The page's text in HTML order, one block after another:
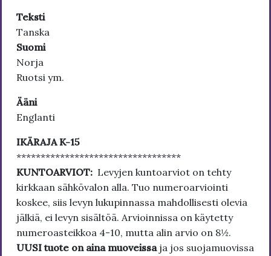
Teksti
Tanska
Suomi
Norja
Ruotsi ym.
Ääni
Englanti
IKÄRAJA K-15
**********************************
KUNTOARVIOT: Levyjen kuntoarviot on tehty
kirkkaan sähkövalon alla. Tuo numeroarviointi
koskee, siis levyn lukupinnassa mahdollisesti olevia
jälkiä, ei levyn sisältöä. Arvioinnissa on käytetty
numeroasteikkoa 4-10, mutta alin arvio on 8½.
UUSI tuote on aina muoveissa ja jos suojamuovissa